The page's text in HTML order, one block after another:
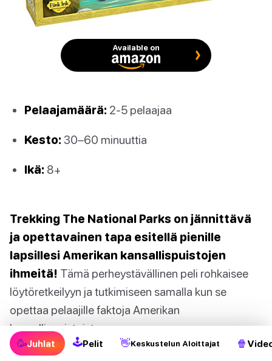
Available on
Pelaajamäärä: 2-5 pelaajaa
Kesto: 30–60 minuuttia
Ikä: 8+
Trekking The National Parks on jännittävä
ja opettavainen tapa esitellä pienille
lapsillesi Amerikan kansallispuistojen
ihmeitä! Tämä perheystävällinen peli rohkaisee
löytöretkeilyyn ja tutkimiseen samalla kun se
opettaa pelaajille faktoja Amerikan
kansallispuistoista.
🥳Juhlat 🕹Pelit 👋Keskustelun Aloittajat 🍿